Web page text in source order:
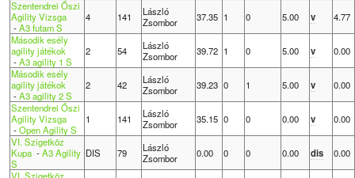
Szentendrei Őszi
Agility Vizsga
-A3 futam S
4 141
László
Zsombor
37.35 1 0 5.00 v
4.77
Második esély
agility játékok
-A3 agility 1 S
2 54
László
Zsombor
39.72 1 0 5.00 v
0.00
Második esély
agility játékok
-A3 agility 2 S
2 42
László
Zsombor
39.23 0 1 5.00 v
0.00
Szentendrei Őszi
Agility Vizsga
-Open Agility S
1 141
László
Zsombor
35.15 0 0 0.00 v
0.00
VI. Szigetköz
Kupa-A3 Agility
S
DIS 79
László
Zsombor
0.00 0 0 0.00 dis
0.00
VI. Szigetköz